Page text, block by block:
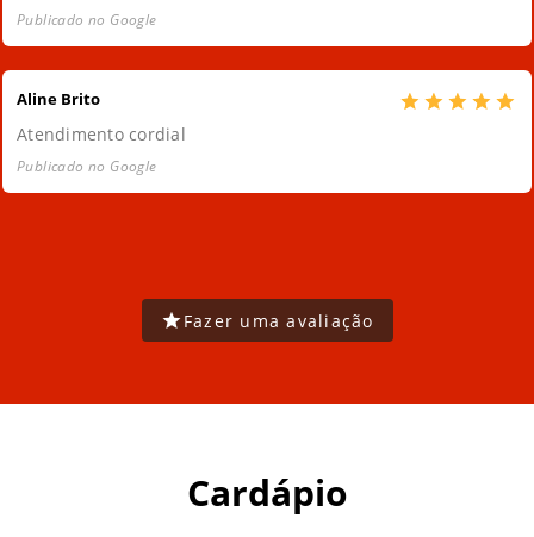
Publicado no Google
Aline Brito
Atendimento cordial
Publicado no Google
Fazer uma avaliação
Cardápio